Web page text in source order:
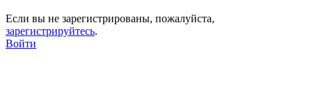
Если вы не зарегистрированы, пожалуйста,
зарегистрируйтесь.
Войти